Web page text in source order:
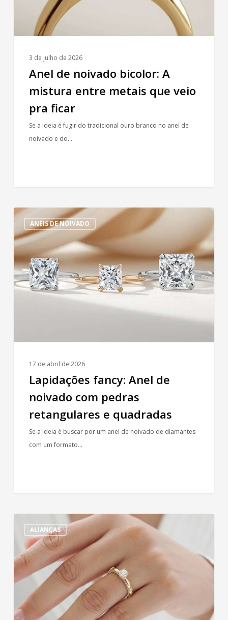
3 de julho de 2026
Anel de noivado bicolor: A
mistura entre metais que veio
pra ficar
Se a ideia é fugir do tradicional ouro branco no anel de
noivado e do…
ANÉIS DE NOIVADO
Lapidações
fancy:
Anel
de
noivado
com
pedras
17 de abril de 2026
Lapidações fancy: Anel de
noivado com pedras
retangulares e quadradas
Se a ideia é buscar por um anel de noivado de diamantes
com um formato…
ALIANÇAS
paradas:
saiba
como
transformá-
las
novas